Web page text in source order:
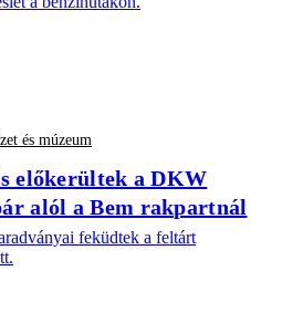
és múzeum
előkerültek a DKW
alól a Bem rakpartnál
feküdtek a feltárt